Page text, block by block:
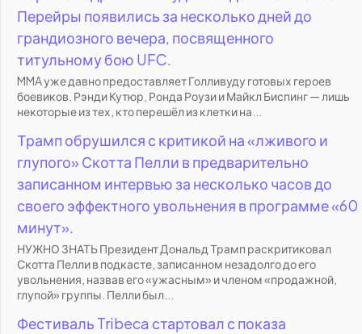
Перейры появились за несколько дней до
грандиозного вечера, посвященного
титульному бою UFC.
MMA уже давно предоставляет Голливуду готовых героев
боевиков. Рэнди Кутюр, Ронда Роузи и Майкл Биспинг — лишь
некоторые из тех, кто перешёл из клетки на...
Трамп обрушился с критикой на «лживого и
глупого» Скотта Пелли в предварительно
записанном интервью за несколько часов до
своего эффектного увольнения в программе «60
минут».
НУЖНО ЗНАТЬ Президент Дональд Трамп раскритиковал
Скотта Пелли в подкасте, записанном незадолго до его
увольнения, назвав его «ужасным» и членом «продажной,
глупой» группы. Пелли был...
Фестиваль Tribeca стартовал с показа